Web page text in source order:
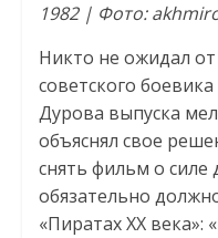
1982 | Фото:
Никто не ожидал
советского
Дурова выпуска
объяснял свое
снять фильм о силе
обязательно
«Пиратах ХХ века»: